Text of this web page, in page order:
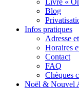
Livre «
Blog
Infos pratiques
Adresse
Horaires
Contact
FAQ
Chèques
Noël & Nouvel